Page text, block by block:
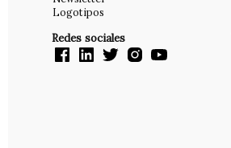
Logotipos
Redes sociales